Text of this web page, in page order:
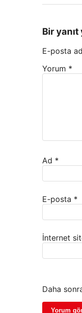
Bir yanıt
E-posta
Yorum *
Ad *
E-posta *
İnternet
Daha